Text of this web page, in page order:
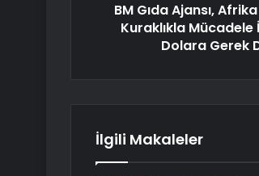
BM Gıda Ajansı,
Kuraklıkla Mücadele
Dolara Gerek
İlgili Makaleler